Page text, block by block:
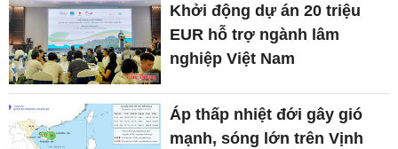
Khởi động dự án 20 triệu
EUR hỗ trợ ngành lâm
nghiệp Việt Nam
Áp thấp nhiệt đới gây gió
mạnh, sóng lớn trên Vịnh